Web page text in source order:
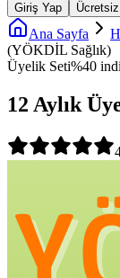
Giriş Yap
Ana Sayfa
(YÖKDİL Sağlık)
Üyelik Seti%40
12 Aylık